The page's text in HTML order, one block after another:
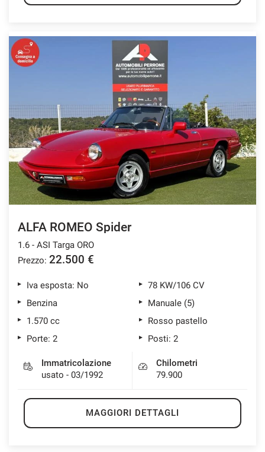
ALFA ROMEO Spider
1.6 - ASI Targa ORO
Prezzo: 22.500 €
Iva esposta: No
78 KW/106 CV
Benzina
Manuale (5)
1.570 cc
Rosso pastello
Porte: 2
Posti: 2
Immatricolazione
usato - 03/1992
Chilometri
79.900
MAGGIORI DETTAGLI